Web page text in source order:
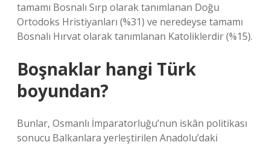
tamamı Bosnalı Sırp olarak tanımlanan Doğu
Ortodoks Hristiyanları (%31) ve neredeyse tamamı
Bosnalı Hırvat olarak tanımlanan Katoliklerdir (%15).
Boşnaklar hangi Türk
boyundan?
Bunlar, Osmanlı İmparatorluğu’nun iskân politikası
sonucu Balkanlara yerleştirilen Anadolu’daki